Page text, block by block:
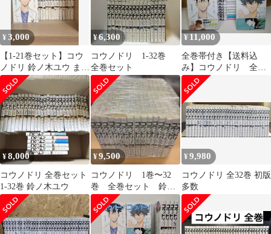
¥3,000
【1-21巻セット】コウ
ノドリ 鈴ノ木ユウ まと
め売り 漫画
¥6,300
コウノドリ 1-32巻
全巻セット
¥ 11,000
全巻帯付き【送料込
み】コウノドリ 全３
２巻 鈴ノ木ユウ
¥8,000
コウノドリ 全巻セット
1-32巻 鈴ノ木ユウ
¥9,500
コウノドリ 1巻〜32
巻 全巻セット 鈴ノ
木ユウ P26 8
¥9,980
コウノドリ 全32巻 初版
多数